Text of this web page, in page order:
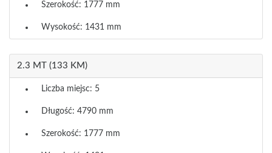
Szerokość: 1777 mm
Wysokość: 1431 mm
2.3 MT (133 KM)
Liczba miejsc: 5
Długość: 4790 mm
Szerokość: 1777 mm